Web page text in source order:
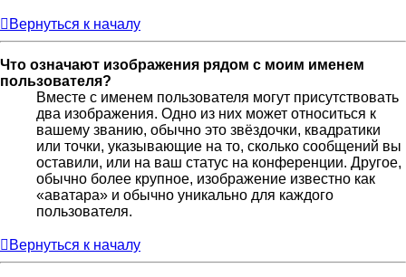
Вернуться к началу
Что означают изображения рядом с моим именем
пользователя?
Вместе с именем пользователя могут присутствовать
два изображения. Одно из них может относиться к
вашему званию, обычно это звёздочки, квадратики
или точки, указывающие на то, сколько сообщений вы
оставили, или на ваш статус на конференции. Другое,
обычно более крупное, изображение известно как
«аватара» и обычно уникально для каждого
пользователя.
Вернуться к началу